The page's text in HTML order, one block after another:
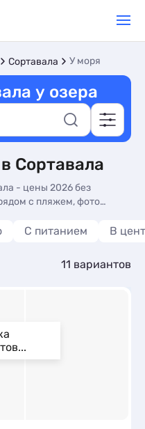
Сортавала У моря
у озера
Сортавала
- цены 2026 без
с пляжем, фото
от 1455 руб, номера с
С питанием В
11 вариантов